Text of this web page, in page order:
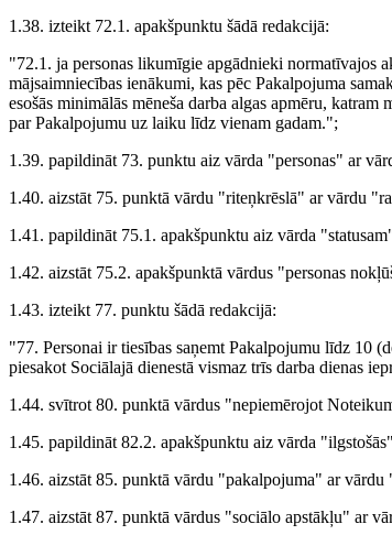
1.38. izteikt 72.1. apakšpunktu šādā redakcijā:
"72.1. ja personas likumīgie apgādnieki normatīvajos
mājsaimniecības ienākumi, kas pēc Pakalpojuma
esošās minimālās mēneša darba algas apmēru,
par Pakalpojumu uz laiku līdz vienam gadam.";
1.39. papildināt 73. punktu aiz vārda "personas" ar
1.40. aizstāt 75. punktā vārdu "riteņkrēslā" ar vārdu
1.41. papildināt 75.1. apakšpunktu aiz vārda
1.42. aizstāt 75.2. apakšpunktā vārdus "personas
1.43. izteikt 77. punktu šādā redakcijā:
"77. Personai ir tiesības saņemt Pakalpojumu līdz 10
piesakot Sociālajā dienestā vismaz trīs darba dienas
1.44. svītrot 80. punktā vārdus "nepiemērojot
1.45. papildināt 82.2. apakšpunktu aiz vārda
1.46. aizstāt 85. punktā vārdu "pakalpojuma" ar vārdu
1.47. aizstāt 87. punktā vārdus "sociālo apstākļu" ar